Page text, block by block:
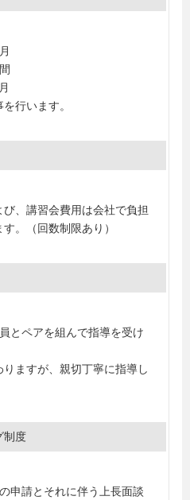
行います。
、講習会費用は会社で負担
。（回数制限あり）
とペアを組んで指導を受け
ますが、親切丁寧に指導し
制度
申請とそれに伴う上長面談